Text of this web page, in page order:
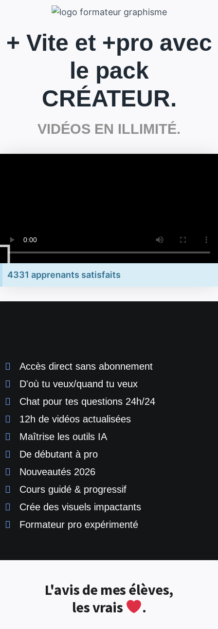
+ Vite et +pro avec
le pack
CRÉATEUR.
VIDÉOS EN ILLIMITÉ.
4331 apprenants satisfaits
Accès direct sans abonnement
D'où tu veux/quand tu veux
Chat pour tes questions 24h/24
12h de vidéos actualisées
Maîtrise les outils IA
De débutant à pro
Nouveautés 2026
Cours guidé & progressif
Crée des visuels impactants
Formateur pro expérimenté
L'avis de mes élèves,
les vrais
.